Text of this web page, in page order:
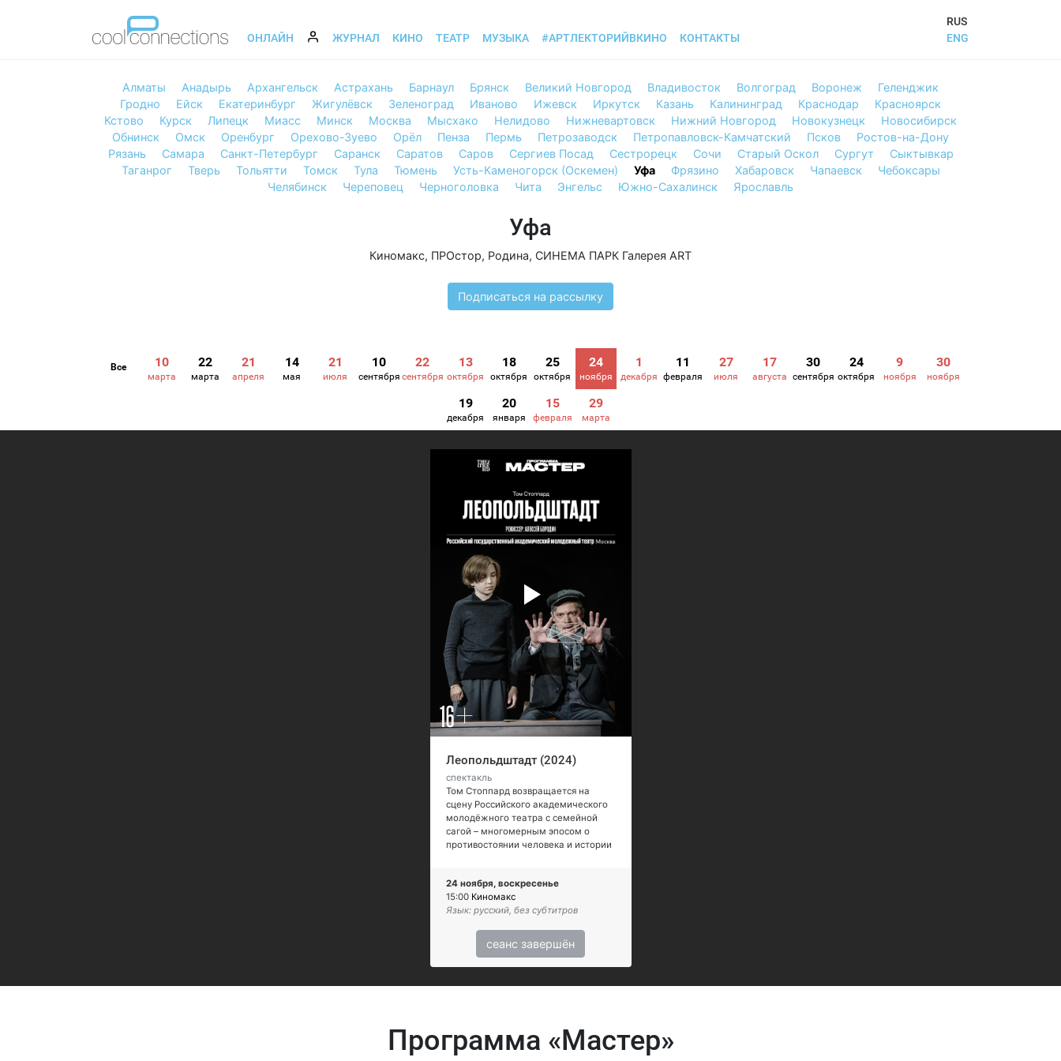
ОНЛАЙН ЖУРНАЛ КИНО ТЕАТР МУЗЫКА #АРТЛЕКТОРИЙВКИНО КОНТАКТЫ
RUS
ENG
Алматы Анадырь Архангельск Астрахань Барнаул Брянск Великий Новгород Владивосток Волгоград Воронеж
Геленджик
Гродно
Ейск Екатеринбург Жигулёвск Зеленоград Иваново Ижевск Иркутск Казань Калининград Краснодар
Красноярск
Кстово
Курск Липецк Миасс Минск Москва Мысхако Нелидово Нижневартовск Нижний Новгород Новокузнецк
Новосибирск
Обнинск
Омск Оренбург Орехово-Зуево Орёл Пенза Пермь Петрозаводск Петропавловск-Камчатский Псков
Ростов-на-Дону
Рязань
Самара Санкт-Петербург Саранск Саратов Саров Сергиев Посад Сестрорецк Сочи Старый Оскол Сургут
Сыктывкар
Таганрог
Тверь Тольятти Томск Тула Тюмень Усть-Каменогорск (Оскемен) Уфа Фрязино Хабаровск Чапаевск
Чебоксары
Челябинск
Череповец Черноголовка Чита Энгельс Южно-Сахалинск Ярославль
Уфа
Киномакс, ПРОстор, Родина, СИНЕМА ПАРК Галерея ART
Подписаться на рассылку
Все 10
марта
22
марта
21
апреля
14
мая
21
июля
10
сентября
22
сентября
13
октября
18
октября
25
октября
24
ноября
1
декабря
11
февраля
27
июля
17
августа
30
сентября
24
октября
9
ноября
30
ноября
19
декабря
20
января
15
февраля
29
марта
Леопольдштадт (2024)
спектакль
Том Стоппард возвращается на
сцену Российского академического
молодёжного театра с семейной
сагой – многомерным эпосом о
противостоянии человека и истории
24 ноября, воскресенье
15:00 Киномакс
Язык: русский, без субтитров
сеанс завершён
Программа «Мастер»